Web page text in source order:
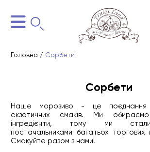
Головна / Сорбети
Сорбети
Наше морозиво - це поєднання
екзотичних смаків. Ми обираємо
інгредієнти, тому ми стали
постачальниками багатьох
Смакуйте разом з нами!